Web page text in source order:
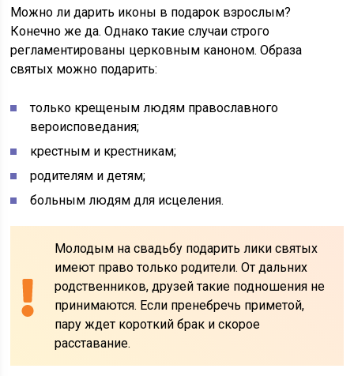
Можно ли дарить иконы в подарок взрослым?
Конечно же да. Однако такие случаи строго
регламентированы церковным каноном. Образа
святых можно подарить:
только крещеным людям православного
вероисповедания;
крестным и крестникам;
родителям и детям;
больным людям для исцеления.
Молодым на свадьбу подарить лики святых
имеют право только родители. От дальних
родственников, друзей такие подношения не
принимаются. Если пренебречь приметой,
пару ждет короткий брак и скорое
расставание.